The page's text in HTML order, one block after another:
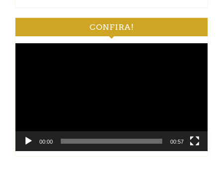
CONFIRA!
00:00 00:57